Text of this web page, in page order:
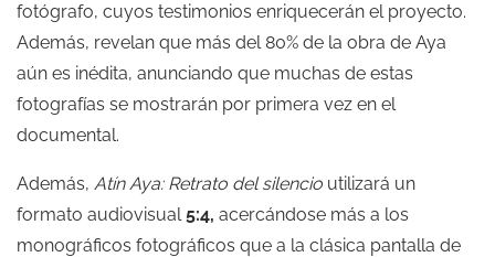
fotógrafo, cuyos testimonios enriquecerán el proyecto.
Además, revelan que más del 80% de la obra de Aya
aún es inédita, anunciando que muchas de estas
fotografías se mostrarán por primera vez en el
documental.
Además, Atín Aya: Retrato del silencio utilizará un
formato audiovisual5:4, acercándose más a los
monográficos fotográficos que a la clásica pantalla de